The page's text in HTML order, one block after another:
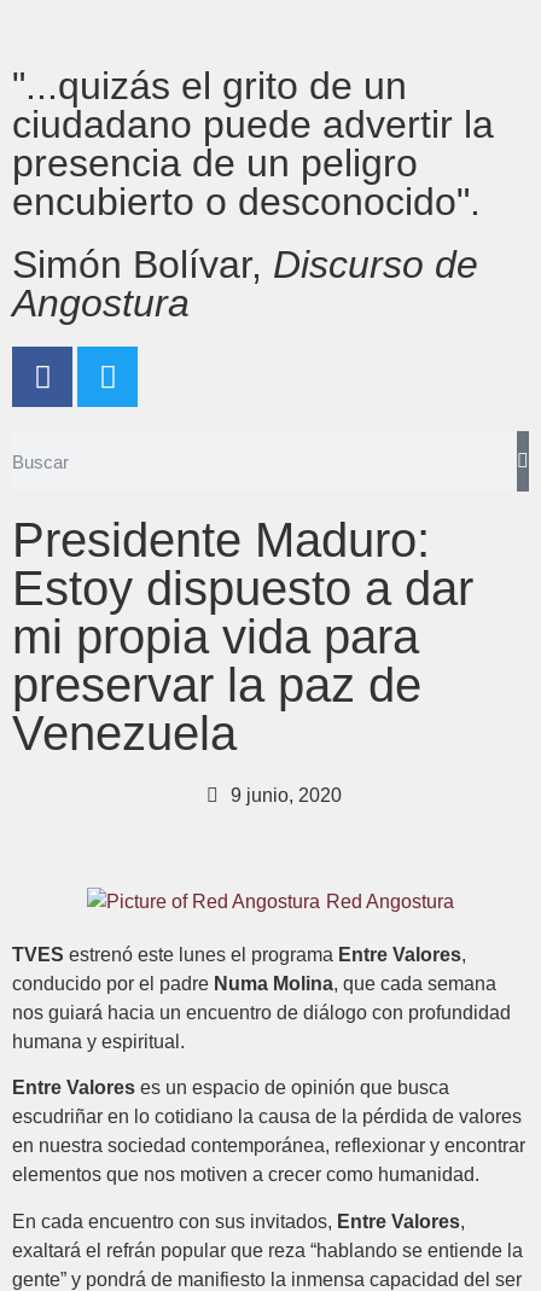
"...quizás el grito de un
ciudadano puede advertir la
presencia de un peligro
encubierto o desconocido".
Simón Bolívar, Discurso de
Angostura
Presidente Maduro:
Estoy dispuesto a dar
mi propia vida para
preservar la paz de
Venezuela
9 junio, 2020
Red Angostura
TVES estrenó este lunes el programa Entre Valores,
conducido por el padre Numa Molina, que cada semana
nos guiará hacia un encuentro de diálogo con profundidad
humana y espiritual.
Entre Valores es un espacio de opinión que busca
escudriñar en lo cotidiano la causa de la pérdida de valores
en nuestra sociedad contemporánea, reflexionar y encontrar
elementos que nos motiven a crecer como humanidad.
En cada encuentro con sus invitados, Entre Valores,
exaltará el refrán popular que reza “hablando se entiende la
gente” y pondrá de manifiesto la inmensa capacidad del ser